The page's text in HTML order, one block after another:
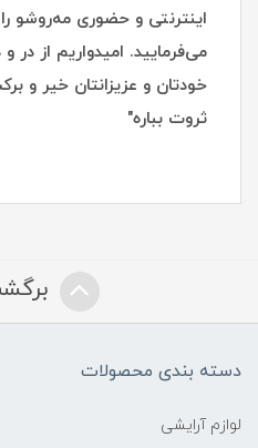
اینترنتی و حضوری مه‌روشو
می‌فرمایید. امیدواریم از در
خودتان و عزیزانتان خیر و
ثروت بباره"
دسته بندی محصولات
لوازم آرایشی